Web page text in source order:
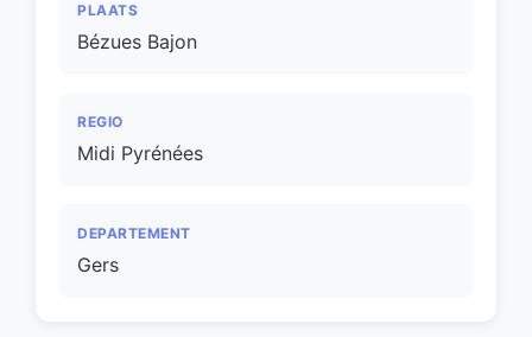
PLAATS
Bézues Bajon
REGIO
Midi Pyrénées
DEPARTEMENT
Gers